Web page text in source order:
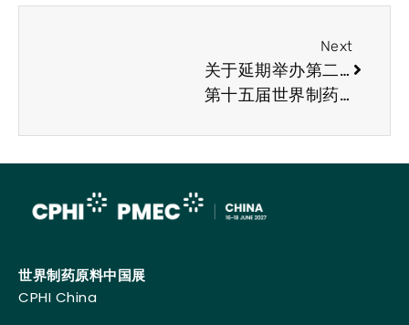
Next
关于延期举办第二十届世界制药原料中国展暨
第十五届世界制药机械、包装设备与材料中国展的公告
世界制药原料中国展
CPHI China